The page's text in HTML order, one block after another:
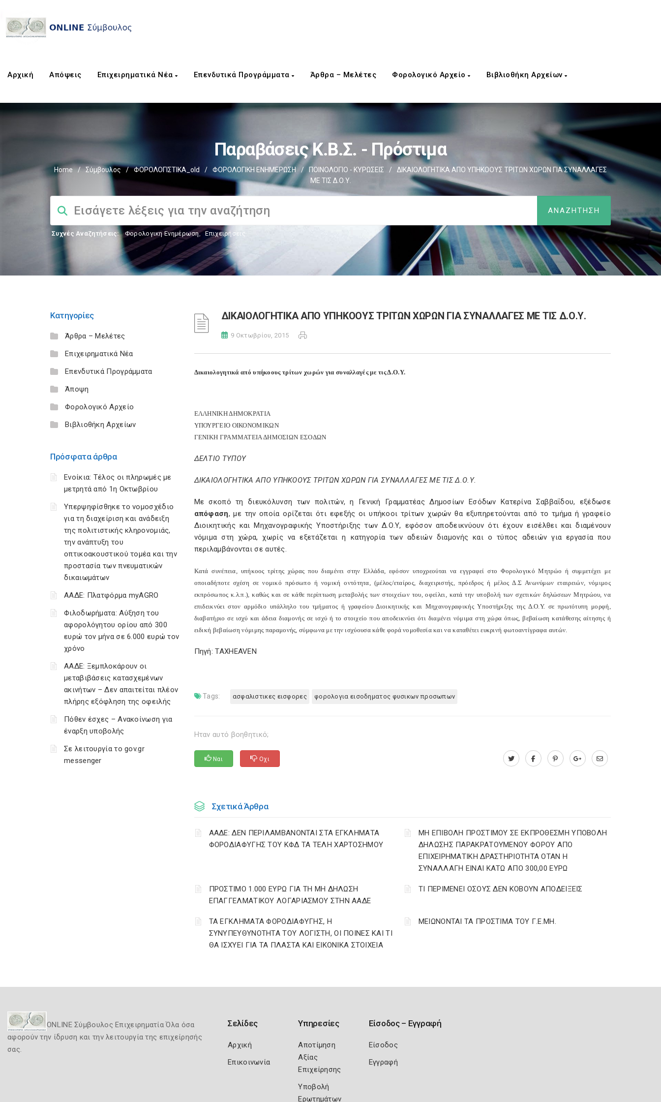
Αρχική Απόψεις Επιχειρηματικά Νέα Επενδυτικά Προγράμματα Άρθρα – Μελέτες Φορολογικό Αρχείο Βιβλιοθήκη Αρχείων
Παραβάσεις Κ.Β.Σ. - Πρόστιμα
Home / Σύμβουλος / ΦΟΡΟΛΟΓΙΣΤΙΚΑ_old / ΦΟΡΟΛΟΓΙΚΗ ΕΝΗΜΕΡΩΣΗ / ΠΟΙΝΟΛΟΓΙΟ - ΚΥΡΩΣΕΙΣ /
ΔΙΚΑΙΟΛΟΓΗΤΙΚΑ ΑΠΟ ΥΠΗΚΟΟΥΣ ΤΡΙΤΩΝ ΧΩΡΩΝ ΓΙΑ ΣΥΝΑΛΛΑΓΕΣ
ΜΕ ΤΙΣ Δ.Ο.Υ.
Συχνές Αναζητήσεις: Φορολογικη Ενημέρωση, Επιχειρήσεις
Κατηγορίες
Άρθρα – Μελέτες
Επιχειρηματικά Νέα
Επενδυτικά Προγράμματα
Άποψη
Φορολογικό Αρχείο
Βιβλιοθήκη Αρχείων
Πρόσφατα άρθρα
Ενοίκια: Τέλος οι πληρωμές με
μετρητά από 1η Οκτωβρίου
Υπερψηφίσθηκε το νομοσχέδιο
για τη διαχείριση και ανάδειξη
της πολιτιστικής κληρονομιάς,
την ανάπτυξη του
οπτικοακουστικού τομέα και την
προστασία των πνευματικών
δικαιωμάτων
ΑΑΔΕ: Πλατφόρμα myAGRO
Φιλοδωρήματα: Αύξηση του
αφορολόγητου ορίου από 300
ευρώ τον μήνα σε 6.000 ευρώ τον
χρόνο
ΑΑΔΕ: Ξεμπλοκάρουν οι
μεταβιβάσεις κατασχεμένων
ακινήτων – Δεν απαιτείται πλέον
πλήρης εξόφληση της οφειλής
Πόθεν έσχες – Ανακοίνωση για
έναρξη υποβολής
Σε λειτουργία το gov.gr
messenger
ΔΙΚΑΙΟΛΟΓΗΤΙΚΑ ΑΠΟ ΥΠΗΚΟΟΥΣ ΤΡΙΤΩΝ ΧΩΡΩΝ ΓΙΑ ΣΥΝΑΛΛΑΓΕΣ ΜΕ ΤΙΣ Δ.Ο.Υ.
9 Οκτωβρίου, 2015
Δικαιολογητικά από υπήκοους τρίτων χωρών για συναλλαγές με τις Δ.Ο.Υ.
ΕΛΛΗΝΙΚΗ ΔΗΜΟΚΡΑΤΙΑ
ΥΠΟΥΡΓΕΙΟ ΟΙΚΟΝΟΜΙΚΩΝ
ΓΕΝΙΚΗ ΓΡΑΜΜΑΤΕΙΑ ΔΗΜΟΣΙΩΝ ΕΣΟΔΩΝ
ΔΕΛΤΙΟ ΤΥΠΟΥ
ΔΙΚΑΙΟΛΟΓΗΤΙΚΑ ΑΠΟ ΥΠΗΚΟΟΥΣ ΤΡΙΤΩΝ ΧΩΡΩΝ ΓΙΑ ΣΥΝΑΛΛΑΓΕΣ ΜΕ ΤΙΣ Δ.Ο.Υ.
Με σκοπό τη διευκόλυνση των πολιτών, η Γενική Γραμματέας Δημοσίων Εσόδων Κατερίνα Σαββαΐδου, εξέδωσε
απόφαση, με την οποία ορίζεται ότι εφεξής οι υπήκοοι τρίτων χωρών θα εξυπηρετούνται από το τμήμα ή γραφείο
Διοικητικής και Μηχανογραφικής Υποστήριξης των Δ.Ο.Υ, εφόσον αποδεικνύουν ότι έχουν εισέλθει και διαμένουν
νόμιμα στη χώρα, χωρίς να εξετάζεται η κατηγορία των αδειών διαμονής και ο τύπος αδειών για εργασία που
περιλαμβάνονται σε αυτές.
Κατά συνέπεια, υπήκοος τρίτης χώρας που διαμένει στην Ελλάδα, εφόσον υποχρεούται να εγγραφεί στο Φορολογικό Μητρώο ή συμμετέχει με
οποιαδήποτε σχέση σε νομικό πρόσωπο ή νομική οντότητα, (μέλος/εταίρος, διαχειριστής, πρόεδρος ή μέλος Δ.Σ Ανωνύμων εταιρειών, νόμιμος
εκπρόσωπος κ.λ.π.), καθώς και σε κάθε περίπτωση μεταβολής των στοιχείων του, οφείλει, κατά την υποβολή των σχετικών δηλώσεων Μητρώου, να
επιδεικνύει στον αρμόδιο υπάλληλο του τμήματος ή γραφείου Διοικητικής και Μηχανογραφικής Υποστήριξης της Δ.Ο.Υ. σε πρωτότυπη μορφή,
διαβατήριο σε ισχύ και άδεια διαμονής σε ισχύ ή το στοιχείο που αποδεικνύει ότι διαμένει νόμιμα στη χώρα όπως, βεβαίωση κατάθεσης αίτησης ή
ειδική βεβαίωση νόμιμης παραμονής, σύμφωνα με την ισχύουσα κάθε φορά νομοθεσία και να καταθέτει ευκρινή φωτοαντίγραφα αυτών.
Πηγή: TAXHEAVEN
Tags: ασφαλιστικες εισφορες φορολογια εισοδηματος φυσικων προσωπων
Ηταν αυτό βοηθητικό;
Ναι Οχι
Σχετικά Άρθρα
ΑΑΔΕ: ΔΕΝ ΠΕΡΙΛΑΜΒΑΝΟΝΤΑΙ ΣΤΑ ΕΓΚΛΗΜΑΤΑ
ΦΟΡΟΔΙΑΦΥΓΗΣ ΤΟΥ ΚΦΔ ΤΑ ΤΕΛΗ ΧΑΡΤΟΣΗΜΟΥ
ΜΗ ΕΠΙΒΟΛΗ ΠΡΟΣΤΙΜΟΥ ΣΕ ΕΚΠΡΟΘΕΣΜΗ ΥΠΟΒΟΛΗ
ΔΗΛΩΣΗΣ ΠΑΡΑΚΡΑΤΟΥΜΕΝΟΥ ΦΟΡΟΥ ΑΠΟ
ΕΠΙΧΕΙΡΗΜΑΤΙΚΗ ΔΡΑΣΤΗΡΙΟΤΗΤΑ ΟΤΑΝ Η
ΣΥΝΑΛΛΑΓΗ ΕΙΝΑΙ ΚΑΤΩ ΑΠΟ 300,00 ΕΥΡΩ
ΠΡΟΣΤΙΜΟ 1.000 ΕΥΡΩ ΓΙΑ ΤΗ ΜΗ ΔΗΛΩΣΗ
ΕΠΑΓΓΕΛΜΑΤΙΚΟΥ ΛΟΓΑΡΙΑΣΜΟΥ ΣΤΗΝ ΑΑΔΕ
ΤΙ ΠΕΡΙΜΕΝΕΙ ΟΣΟΥΣ ΔΕΝ ΚΟΒΟΥΝ ΑΠΟΔΕΙΞΕΙΣ
ΤΑ ΕΓΚΛΗΜΑΤΑ ΦΟΡΟΔΙΑΦΥΓΗΣ, Η
ΣΥΝΥΠΕΥΘΥΝΟΤΗΤΑ ΤΟΥ ΛΟΓΙΣΤΗ, ΟΙ ΠΟΙΝΕΣ ΚΑΙ ΤΙ
ΘΑ ΙΣΧΥΕΙ ΓΙΑ ΤΑ ΠΛΑΣΤΑ ΚΑΙ ΕΙΚΟΝΙΚΑ ΣΤΟΙΧΕΙΑ
ΜΕΙΩΝΟΝΤΑΙ ΤΑ ΠΡΟΣΤΙΜΑ ΤΟΥ Γ.Ε.ΜΗ.
ONLINE Σύμβουλος Επιχειρηματία Όλα όσα
αφορούν την ίδρυση και την λειτουργία της επιχείρησής
σας.
Σελίδες
Αρχική
Επικοινωνία
Υπηρεσίες
Αποτίμηση
Αξίας
Επιχείρησης
Υποβολή
Ερωτημάτων
Είσοδος – Εγγραφή
Είσοδος
Εγγραφή